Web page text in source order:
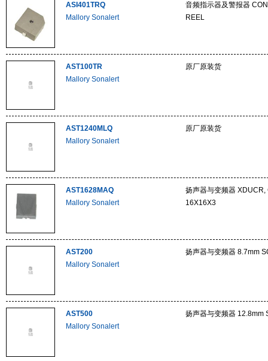
ASI401TRQ
Mallory Sonalert
音频指示器及警报器
REEL
AST100TR
Mallory Sonalert
原厂原装货
AST1240MLQ
Mallory Sonalert
原厂原装货
AST1628MAQ
Mallory Sonalert
扬声器与变频器 XDUCR,
16X16X3
AST200
Mallory Sonalert
扬声器与变频器 8.7mm
AST500
Mallory Sonalert
扬声器与变频器 12.8mm